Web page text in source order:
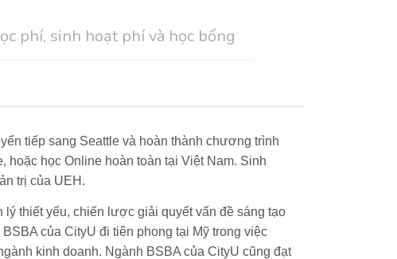
phí, sinh hoạt phí và học bổng
tiếp sang Seattle và hoàn thành chương trình
học Online hoàn toàn tại Việt Nam. Sinh
trị của UEH.
thiết yếu, chiến lược giải quyết vấn đề sáng tạo
của CityU đi tiên phong tại Mỹ trong việc
kinh doanh. Ngành BSBA của CityU cũng đạt